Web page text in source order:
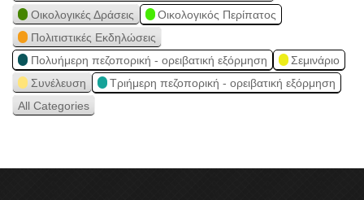
Οικολογικές Δράσεις
Οικολογικός Περίπατος
Πολιτιστικές Εκδηλώσεις
Πολυήμερη πεζοπορική - ορειβατική εξόρμηση
Σεμινάριο
Συνέλευση
Τριήμερη πεζοπορική - ορειβατική εξόρμηση
All Categories